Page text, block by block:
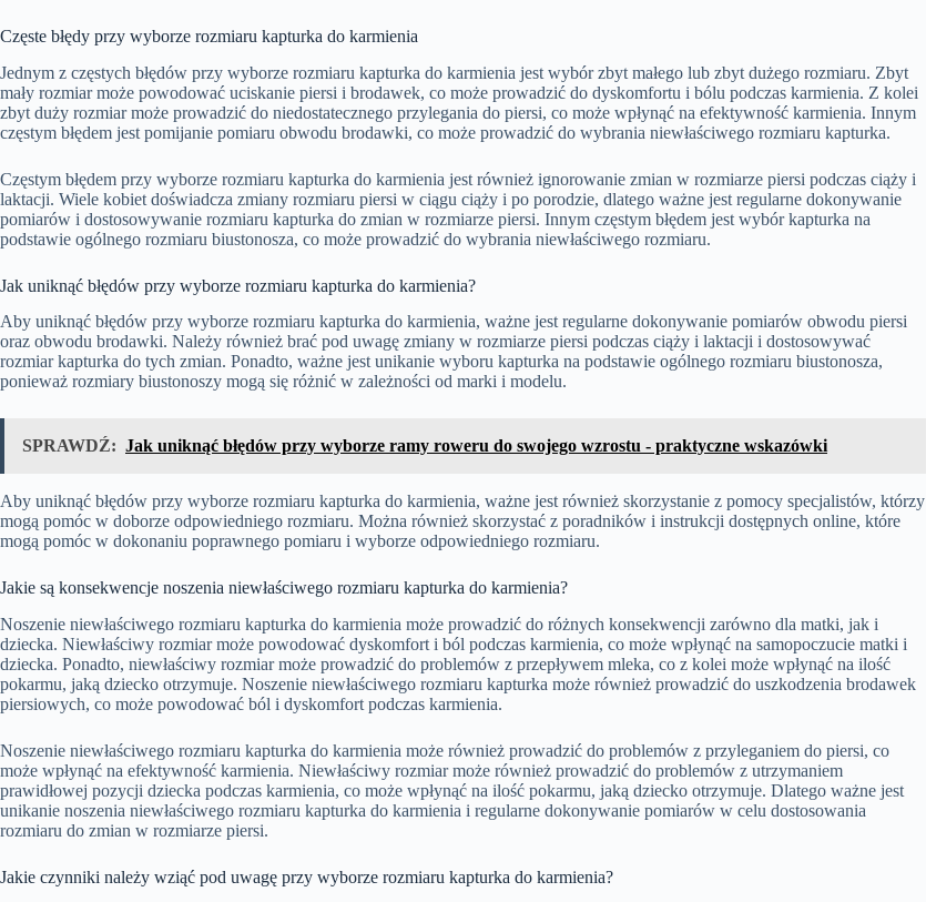
Częste błędy przy wyborze rozmiaru kapturka do karmienia
Jednym z częstych błędów przy wyborze rozmiaru kapturka do karmienia jest wybór zbyt małego lub zbyt dużego rozmiaru. Zbyt
mały rozmiar może powodować uciskanie piersi i brodawek, co może prowadzić do dyskomfortu i bólu podczas karmienia. Z kolei
zbyt duży rozmiar może prowadzić do niedostatecznego przylegania do piersi, co może wpłynąć na efektywność karmienia. Innym
częstym błędem jest pomijanie pomiaru obwodu brodawki, co może prowadzić do wybrania niewłaściwego rozmiaru kapturka.
Częstym błędem przy wyborze rozmiaru kapturka do karmienia jest również ignorowanie zmian w rozmiarze piersi podczas ciąży i
laktacji. Wiele kobiet doświadcza zmiany rozmiaru piersi w ciągu ciąży i po porodzie, dlatego ważne jest regularne dokonywanie
pomiarów i dostosowywanie rozmiaru kapturka do zmian w rozmiarze piersi. Innym częstym błędem jest wybór kapturka na
podstawie ogólnego rozmiaru biustonosza, co może prowadzić do wybrania niewłaściwego rozmiaru.
Jak uniknąć błędów przy wyborze rozmiaru kapturka do karmienia?
Aby uniknąć błędów przy wyborze rozmiaru kapturka do karmienia, ważne jest regularne dokonywanie pomiarów obwodu piersi
oraz obwodu brodawki. Należy również brać pod uwagę zmiany w rozmiarze piersi podczas ciąży i laktacji i dostosowywać
rozmiar kapturka do tych zmian. Ponadto, ważne jest unikanie wyboru kapturka na podstawie ogólnego rozmiaru biustonosza,
ponieważ rozmiary biustonoszy mogą się różnić w zależności od marki i modelu.
SPRAWDŹ: Jak uniknąć błędów przy wyborze ramy roweru do swojego wzrostu - praktyczne wskazówki
Aby uniknąć błędów przy wyborze rozmiaru kapturka do karmienia, ważne jest również skorzystanie z pomocy specjalistów, którzy
mogą pomóc w doborze odpowiedniego rozmiaru. Można również skorzystać z poradników i instrukcji dostępnych online, które
mogą pomóc w dokonaniu poprawnego pomiaru i wyborze odpowiedniego rozmiaru.
Jakie są konsekwencje noszenia niewłaściwego rozmiaru kapturka do karmienia?
Noszenie niewłaściwego rozmiaru kapturka do karmienia może prowadzić do różnych konsekwencji zarówno dla matki, jak i
dziecka. Niewłaściwy rozmiar może powodować dyskomfort i ból podczas karmienia, co może wpłynąć na samopoczucie matki i
dziecka. Ponadto, niewłaściwy rozmiar może prowadzić do problemów z przepływem mleka, co z kolei może wpłynąć na ilość
pokarmu, jaką dziecko otrzymuje. Noszenie niewłaściwego rozmiaru kapturka może również prowadzić do uszkodzenia brodawek
piersiowych, co może powodować ból i dyskomfort podczas karmienia.
Noszenie niewłaściwego rozmiaru kapturka do karmienia może również prowadzić do problemów z przyleganiem do piersi, co
może wpłynąć na efektywność karmienia. Niewłaściwy rozmiar może również prowadzić do problemów z utrzymaniem
prawidłowej pozycji dziecka podczas karmienia, co może wpłynąć na ilość pokarmu, jaką dziecko otrzymuje. Dlatego ważne jest
unikanie noszenia niewłaściwego rozmiaru kapturka do karmienia i regularne dokonywanie pomiarów w celu dostosowania
rozmiaru do zmian w rozmiarze piersi.
Jakie czynniki należy wziąć pod uwagę przy wyborze rozmiaru kapturka do karmienia?